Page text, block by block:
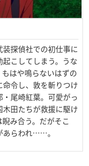
探偵社での初仕事に
こしてしまう。うな
はや鳴らないはずの
令し、敦を斬りつけ
尾崎紅葉。可愛がっ
田たちが救援に駆け
み合う。だがそこ
あらわれ……。